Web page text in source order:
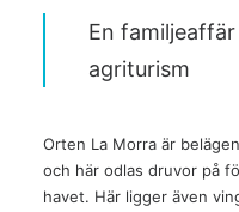
En
agriturism
Orten La Morra är
och här odlas druvor på
havet. Här ligger även